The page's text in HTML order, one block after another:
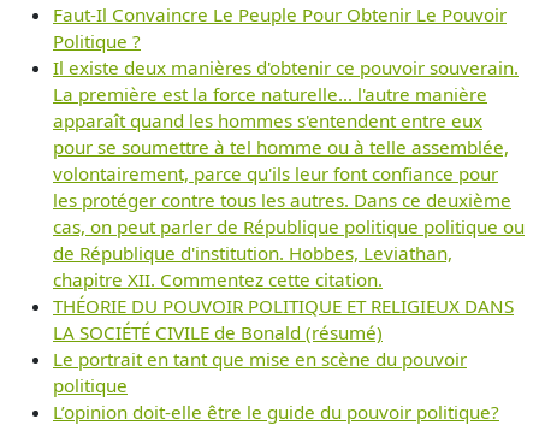
Faut-Il Convaincre Le Peuple Pour Obtenir Le Pouvoir
Politique ?
Il existe deux manières d'obtenir ce pouvoir souverain.
La première est la force naturelle... l'autre manière
apparaît quand les hommes s'entendent entre eux
pour se soumettre à tel homme ou à telle assemblée,
volontairement, parce qu'ils leur font confiance pour
les protéger contre tous les autres. Dans ce deuxième
cas, on peut parler de République politique politique ou
de République d'institution. Hobbes, Leviathan,
chapitre XII. Commentez cette citation.
THÉORIE DU POUVOIR POLITIQUE ET RELIGIEUX DANS
LA SOCIÉTÉ CIVILE de Bonald (résumé)
Le portrait en tant que mise en scène du pouvoir
politique
L’opinion doit-elle être le guide du pouvoir politique?